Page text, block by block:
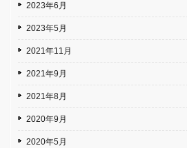
2023年6月
2023年5月
2021年11月
2021年9月
2021年8月
2020年9月
2020年5月